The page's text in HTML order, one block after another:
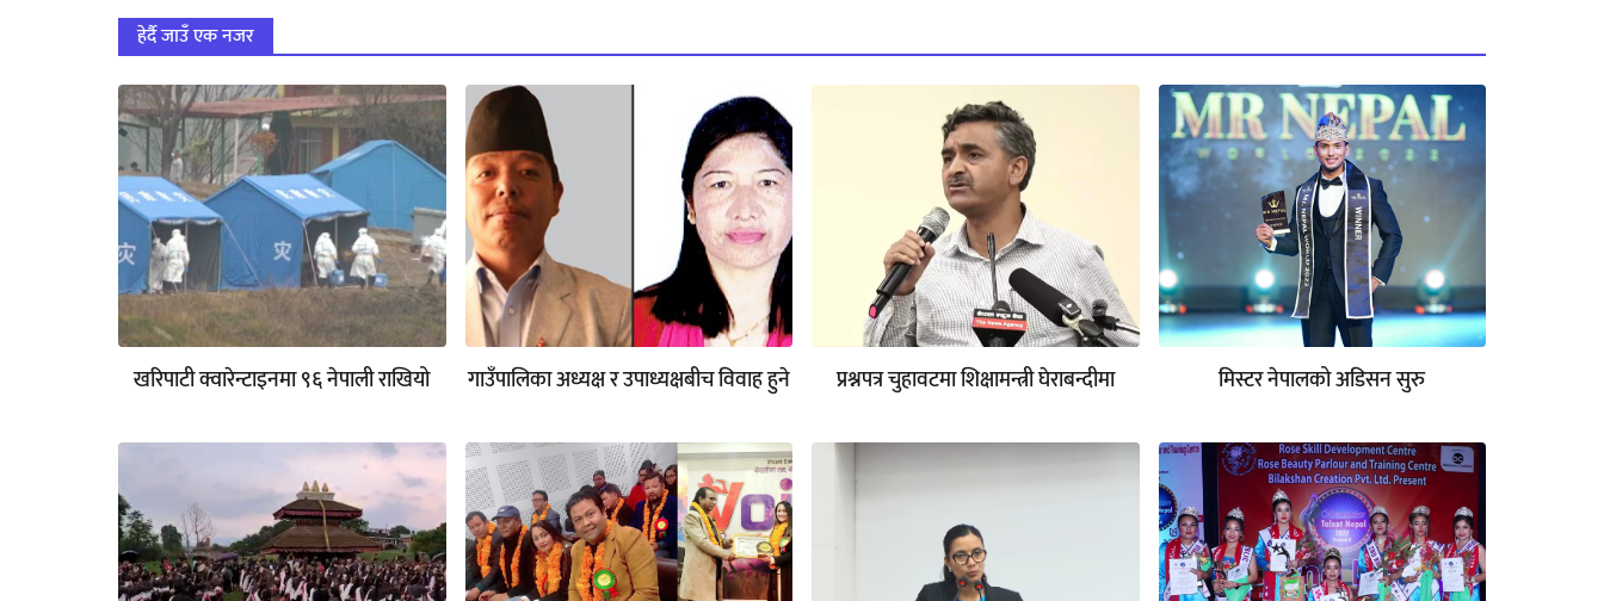
हेर्दै जाउँ एक नजर
खरिपाटी क्वारेन्टाइनमा ९६ नेपाली राखियो गाउँपालिका अध्यक्ष र उपाध्यक्षबीच विवाह हुने प्रश्नपत्र चुहावटमा शिक्षामन्त्री घेराबन्दीमा मिस्टर नेपालको अडिसन सुरु